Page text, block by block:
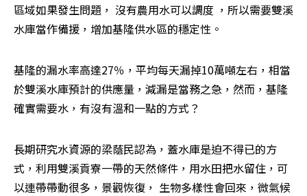
區域如果發生問題， 沒有農用水可以調度 ，所以需要雙溪
水庫當作備援，增加基隆供水區的穩定性。
基隆的漏水率高達27％，平均每天漏掉10萬噸左右，相當
於雙溪水庫預計的供應量，減漏是當務之急，然而，基隆
確實需要水，有沒有溫和一點的方式？
長期研究水資源的梁蔭民認為，蓋水庫是迫不得已的方
式，利用雙溪貢寮一帶的天然條件，用水田把水留住，可
以連帶帶動很多，景觀恢復， 生物多樣性會回來，微氣候